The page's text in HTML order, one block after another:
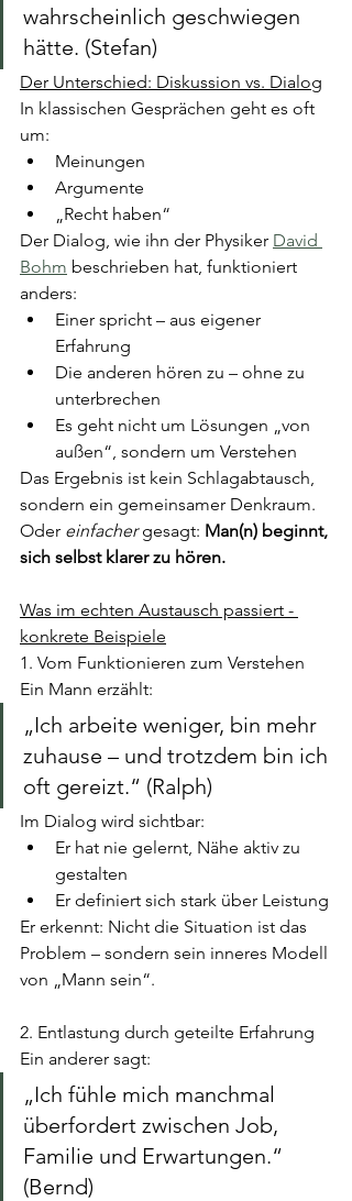
wahrscheinlich geschwiegen
hätte. (Stefan)
Der Unterschied: Diskussion vs. Dialog
In klassischen Gesprächen geht es oft
um:
Meinungen
Argumente
„Recht haben“
Der Dialog, wie ihn der Physiker David
Bohm beschrieben hat, funktioniert
anders:
Einer spricht – aus eigener
Erfahrung
Die anderen hören zu – ohne zu
unterbrechen
Es geht nicht um Lösungen „von
außen“, sondern um Verstehen
Das Ergebnis ist kein Schlagabtausch,
sondern ein gemeinsamer Denkraum.
Oder einfacher gesagt: Man(n) beginnt,
sich selbst klarer zu hören.
Was im echten Austausch passiert -
konkrete Beispiele
1. Vom Funktionieren zum Verstehen
Ein Mann erzählt:
„Ich arbeite weniger, bin mehr
zuhause – und trotzdem bin ich
oft gereizt.“ (Ralph)
Im Dialog wird sichtbar:
Er hat nie gelernt, Nähe aktiv zu
gestalten
Er definiert sich stark über Leistung
Er erkennt: Nicht die Situation ist das
Problem – sondern sein inneres Modell
von „Mann sein“.
2. Entlastung durch geteilte Erfahrung
Ein anderer sagt:
„Ich fühle mich manchmal
überfordert zwischen Job,
Familie und Erwartungen.“
(Bernd)